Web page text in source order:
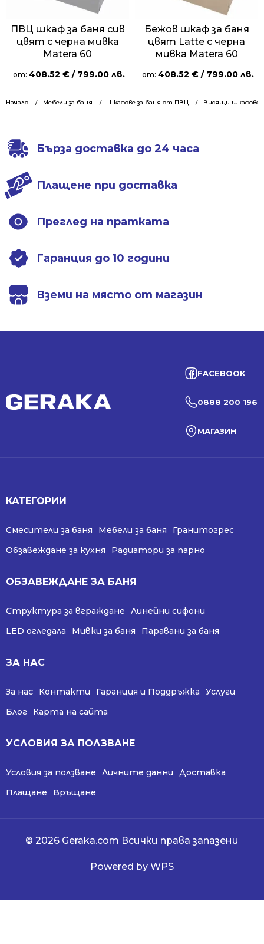
Начало Мебели за баня Шкафове за баня от ПВЦ Висящи шкафове
ПВЦ шкаф за баня сив
цвят с черна мивка
Matera 60
от: 408.52 € / 799.00 лв.
Бежов шкаф за баня
цвят Latte с черна
мивка Matera 60
от: 408.52 € / 799.00 лв.
Бърза доставка до 24 часа
Плащене при доставка
Преглед на пратката
Гаранция до 10 години
Вземи на място от магазин
FACEBOOK
0888 200 196
МАГАЗИН
КАТЕГОРИИ
Смесители за баня Мебели за баня
Гранитогрес
Обзавеждане за кухня
Радиатори за парно
ОБЗАВЕЖДАНЕ ЗА БАНЯ
Структура за вграждане
Линейни сифони
LED огледала
Мивки за баня Паравани за баня
ЗА НАС
За нас Контакти Гаранция и Поддръжка
Услуги
Блог
Карта на сайта
УСЛОВИЯ ЗА ПОЛЗВАНЕ
Условия за ползване Личните данни
Доставка
Плащане
Връщане
© 2026 Geraka.com Всички права запазени
Powered by WPS